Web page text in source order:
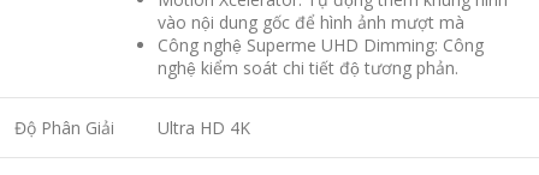
vào nội dung gốc để hình ảnh mượt mà
Công nghệ Superme UHD Dimming: Công
nghệ kiểm soát chi tiết độ tương phản.
Độ Phân Giải Ultra HD 4K